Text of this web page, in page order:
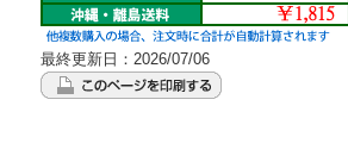
最終更新日：2026/07/06